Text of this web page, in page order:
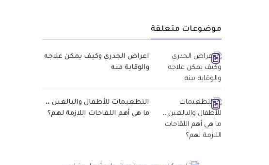
موضوعات متعلقة
اعراض الجدري وكيف يمكن علاجه
والوقاية منه
التطعيمات للأطفال والبالغين ..
ما هي أهم اللقاحات اللازمة لهم؟